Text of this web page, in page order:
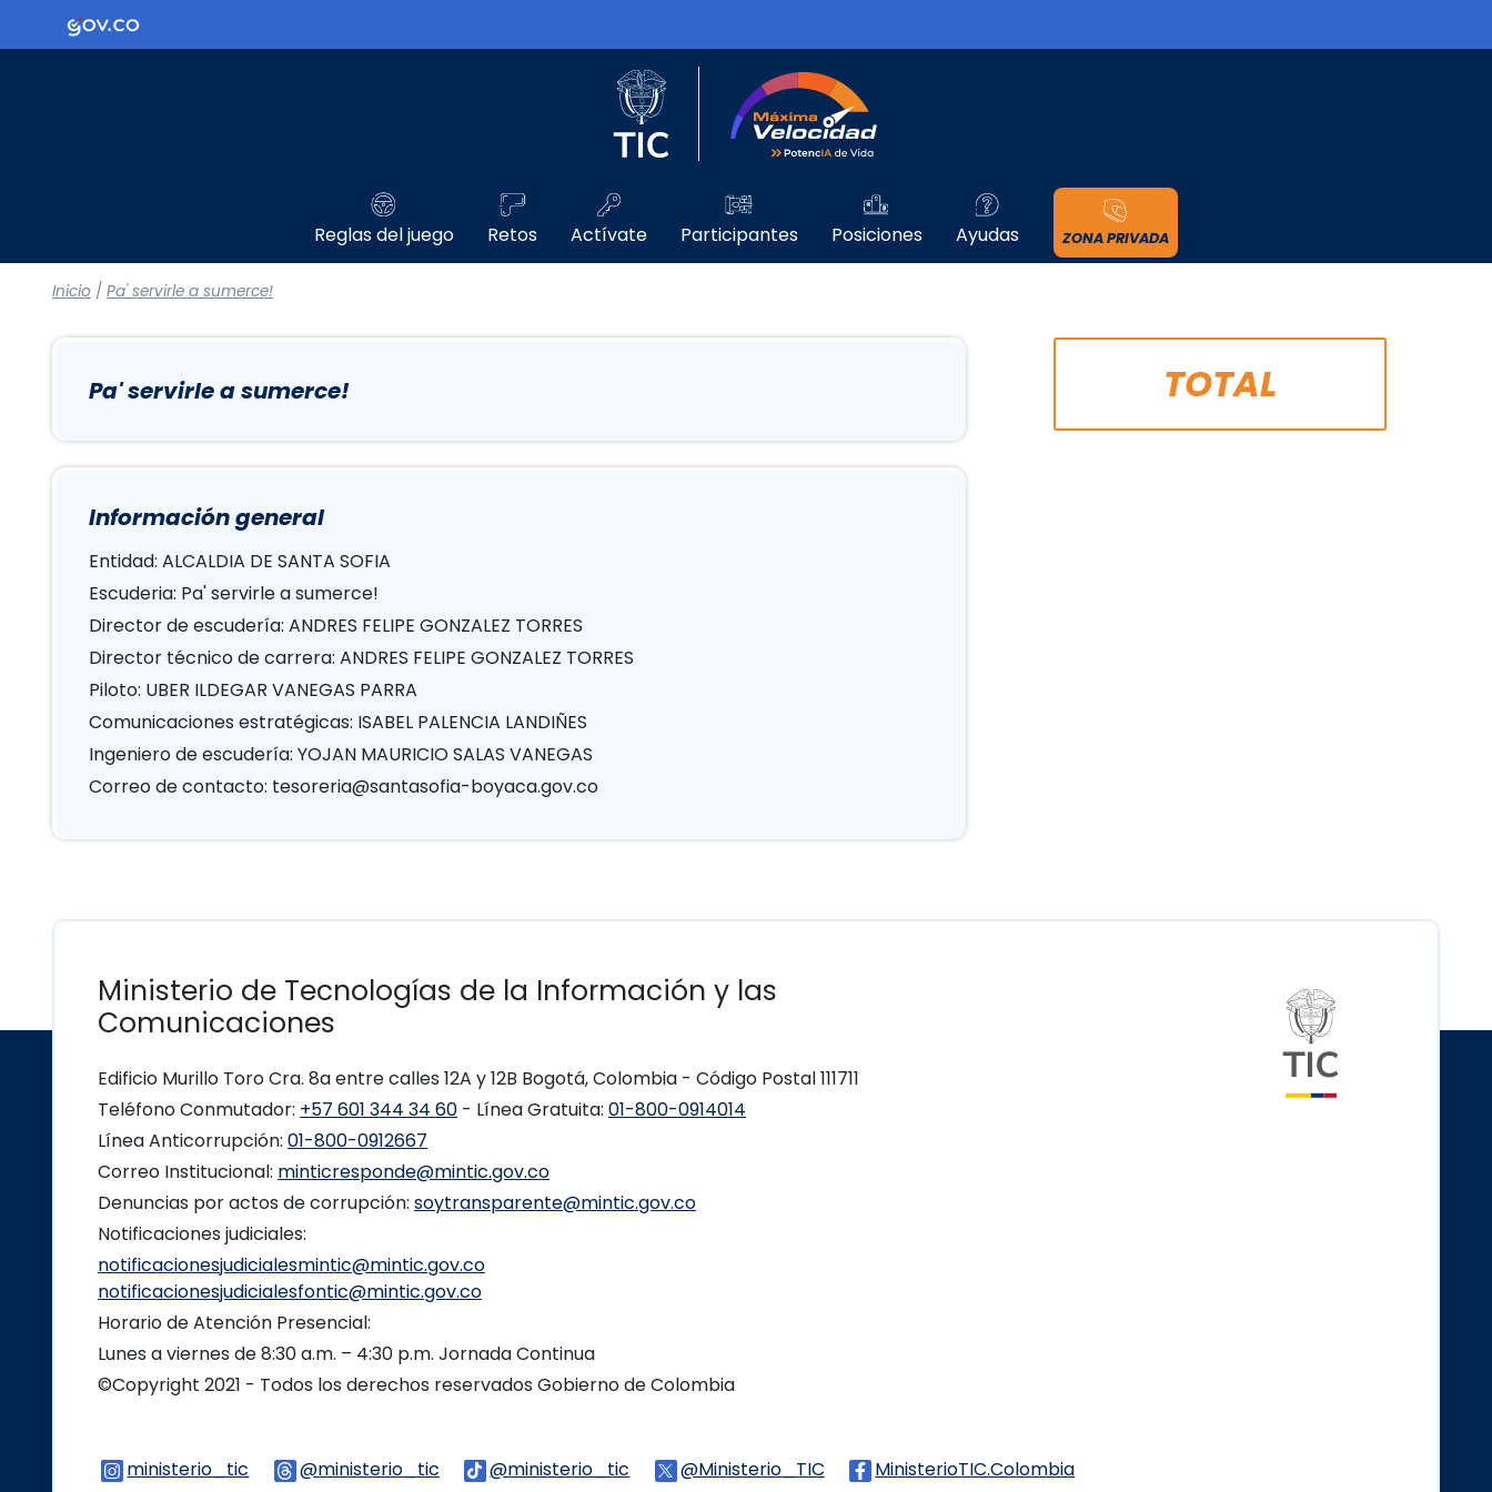
Logo Gobierno de Colombia
Logo del Ministerio TIC
Reglas del juego Retos Actívate Participantes Posiciones Ayudas ZONA PRIVADA
Inicio / Pa' servirle a sumerce!
Pa' servirle a sumerce!
Información general
Entidad: ALCALDIA DE SANTA SOFIA
Escuderia: Pa' servirle a sumerce!
Director de escudería: ANDRES FELIPE GONZALEZ TORRES
Director técnico de carrera: ANDRES FELIPE GONZALEZ TORRES
Piloto: UBER ILDEGAR VANEGAS PARRA
Comunicaciones estratégicas: ISABEL PALENCIA LANDIÑES
Ingeniero de escudería: YOJAN MAURICIO SALAS VANEGAS
Correo de contacto: tesoreria@santasofia-boyaca.gov.co
TOTAL
Ministerio de Tecnologías de la Información y las
Comunicaciones
Edificio Murillo Toro Cra. 8a entre calles 12A y 12B Bogotá, Colombia - Código Postal 111711
Teléfono Conmutador: +57 601 344 34 60 - Línea Gratuita: 01-800-0914014
Línea Anticorrupción: 01-800-0912667
Correo Institucional: minticresponde@mintic.gov.co
Denuncias por actos de corrupción: soytransparente@mintic.gov.co
Notificaciones judiciales:
notificacionesjudicialesmintic@mintic.gov.co
notificacionesjudicialesfontic@mintic.gov.co
Horario de Atención Presencial:
Lunes a viernes de 8:30 a.m. – 4:30 p.m. Jornada Continua
©Copyright 2021 - Todos los derechos reservados Gobierno de Colombia
ministerio_tic Logo Instagram
@ministerio_tic Logo Threads
@ministerio_tic Logo Tiktok
@Ministerio_TIC Logo Twitter
MinisterioTIC.Colombia